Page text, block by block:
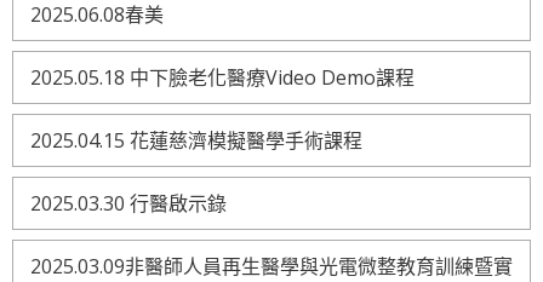
2025.06.08春美
2025.05.18 中下臉老化醫療Video Demo課程
2025.04.15 花蓮慈濟模擬醫學手術課程
2025.03.30 行醫啟示錄
2025.03.09非醫師人員再生醫學與光電微整教育訓練暨實